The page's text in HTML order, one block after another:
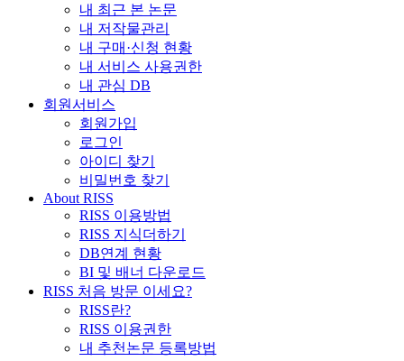
내 최근 본 논문
내 저작물관리
내 구매·신청 현황
내 서비스 사용권한
내 관심 DB
회원서비스
회원가입
로그인
아이디 찾기
비밀번호 찾기
About RISS
RISS 이용방법
RISS 지식더하기
DB연계 현황
BI 및 배너 다운로드
RISS 처음 방문 이세요?
RISS란?
RISS 이용권한
내 추천논문 등록방법